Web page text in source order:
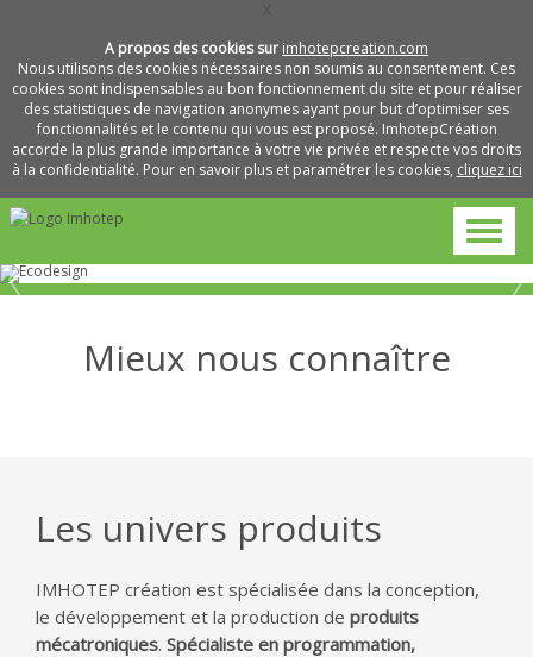
A propos des cookies sur imhotepcreation.com
Nous utilisons des cookies nécessaires non soumis au consentement. Ces
cookies sont indispensables au bon fonctionnement du site et pour réaliser
des statistiques de navigation anonymes ayant pour but d’optimiser ses
fonctionnalités et le contenu qui vous est proposé. ImhotepCréation
accorde la plus grande importance à votre vie privée et respecte vos droits
à la confidentialité. Pour en savoir plus et paramétrer les cookies, cliquez ici
Mieux nous connaître
Métiers
Les univers produits
IMHOTEP création est spécialisée dans la conception,
le développement et la production de produits
mécatroniques. Spécialiste en programmation,